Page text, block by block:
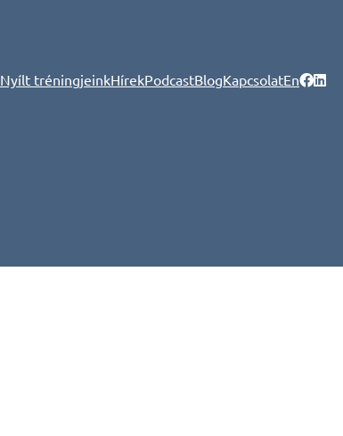
Nyílt tréningjeinkHírekPodcastBlogKapcsolatEn